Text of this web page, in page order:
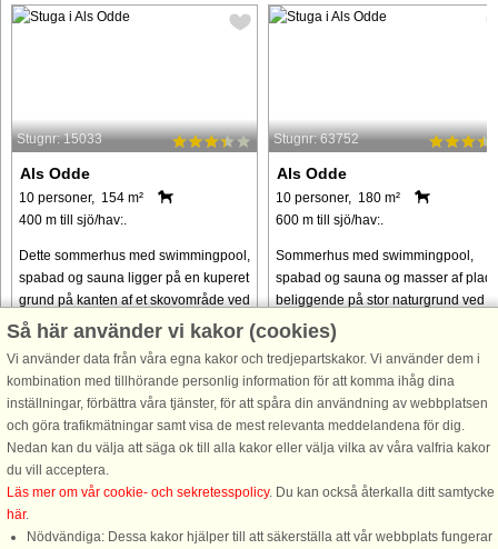
Stugnr: 15033
Als Odde
10 personer, 154 m²
400 m till sjö/hav:.
Dette sommerhus med swimmingpool,
spabad og sauna ligger på en kuperet
grund på kanten af et skovområde ved
Als Odde. Fra grunden fører en lille sti
meter væk. Samlingspunktet ...
från 8.770 SEK
Stugnr: 63752
Als Odde
10 personer, 180 m²
600 m till sjö/hav:.
Sommerhus med swimmingpool,
spabad og sauna og masser af plads
beliggende på stor naturgrund ved
Odde. Huset er med den praktiske
indretning velegnet til ferieophold for
2 familier. Huset er indrettet ...
från 6.093 SEK
Så här använder vi kakor (cookies)
Vi använder data från våra egna kakor och tredjepartskakor. Vi använder dem i
kombination med tillhörande personlig information för att komma ihåg dina
inställningar, förbättra våra tjänster, för att spåra din användning av webbplatsen
och göra trafikmätningar samt visa de mest relevanta meddelandena för dig.
Nedan kan du välja att säga ok till alla kakor eller välja vilka av våra valfria kakor
du vill acceptera.
Läs mer om vår cookie- och sekretesspolicy. Du kan också återkalla ditt samtycke
här.
Nödvändiga: Dessa kakor hjälper till att säkerställa att vår webbplats fungerar